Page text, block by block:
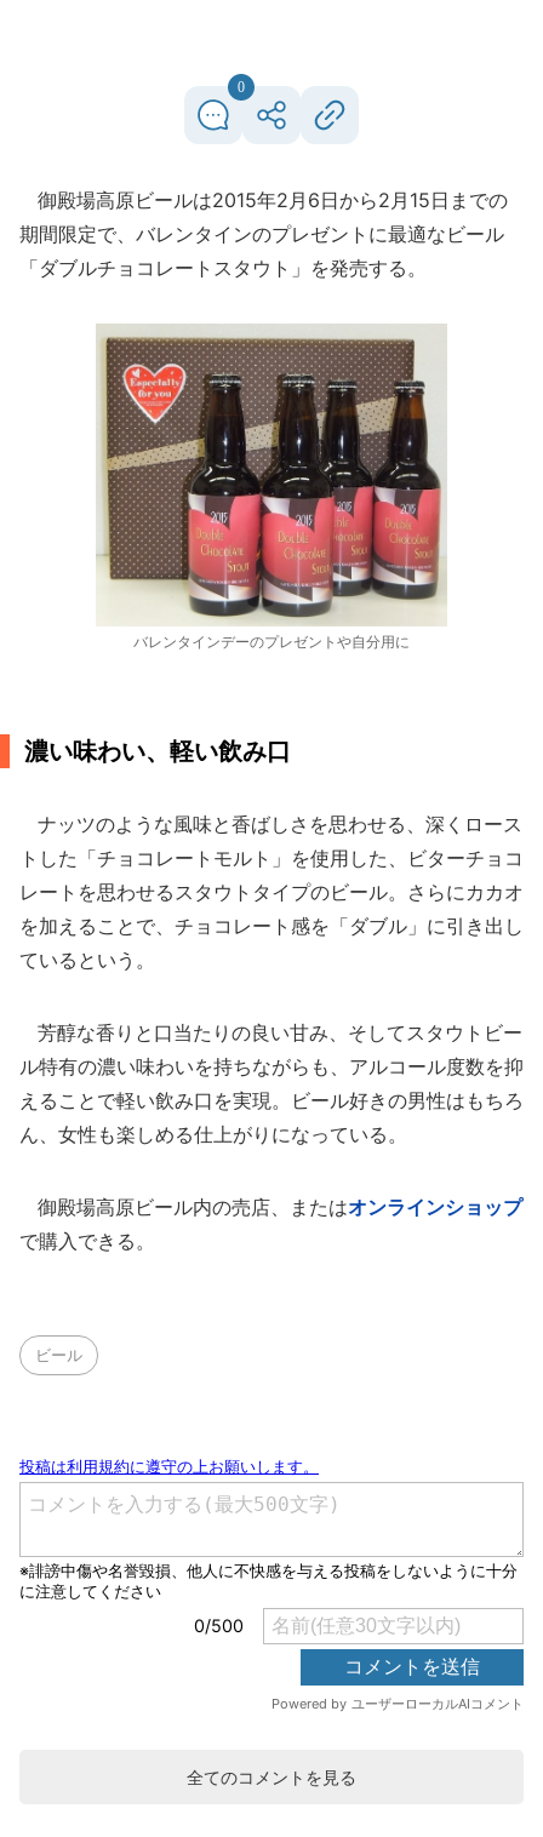
0
御殿場高原ビールは2015年2月6日から2月15日までの
期間限定で、バレンタインのプレゼントに最適なビール
「ダブルチョコレートスタウト」を発売する。
バレンタインデーのプレゼントや自分用に
濃い味わい、軽い飲み口
ナッツのような風味と香ばしさを思わせる、深くロース
トした「チョコレートモルト」を使用した、ビターチョコ
レートを思わせるスタウトタイプのビール。さらにカカオ
を加えることで、チョコレート感を「ダブル」に引き出し
ているという。
芳醇な香りと口当たりの良い甘み、そしてスタウトビー
ル特有の濃い味わいを持ちながらも、アルコール度数を抑
えることで軽い飲み口を実現。ビール好きの男性はもちろ
ん、女性も楽しめる仕上がりになっている。
御殿場高原ビール内の売店、またはオンラインショップ
で購入できる。
ビール
全てのコメントを見る